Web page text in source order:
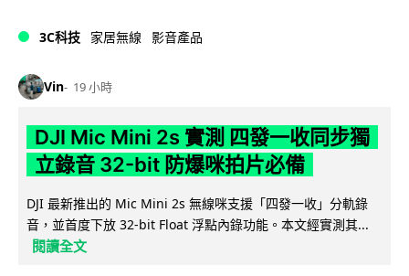
3C科技 家居無線 影音產品
Vin 19 小時
DJI Mic Mini 2s 實測 四發一收同步獨
立錄音 32-bit 防爆咪拍片必備
DJI 最新推出的 Mic Mini 2s 無線咪支援「四發一收」分軌錄
音，並首度下放 32-bit Float 浮點內錄功能。本文經實測其...
閱讀全文